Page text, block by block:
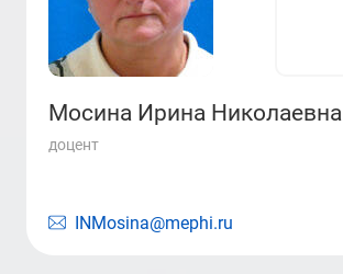
Мосина Ирина Николаевна
доцент
INMosina@mephi.ru